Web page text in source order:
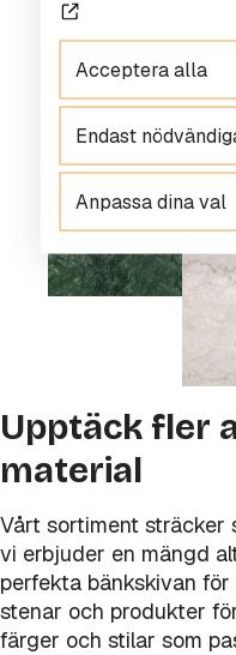
Upptäck fler
material
Vårt sortiment sträcker
vi erbjuder en mängd
perfekta bänkskivan
stenar och produkter
färger och stilar som
Acceptera alla
Endast
Anpassa dina val